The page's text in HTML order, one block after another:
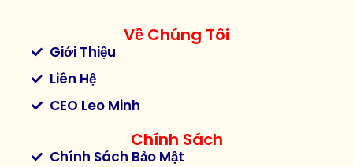
Về Chúng Tôi
Giới Thiệu
Liên Hệ
CEO Leo Minh
Chính Sách
Chính Sách Bảo Mật